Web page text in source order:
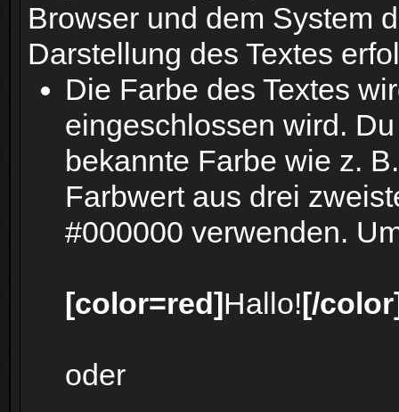
Browser und dem System
Darstellung des Textes
Die Farbe des Textes
eingeschlossen wird.
bekannte Farbe wie z.
Farbwert aus drei
#000000 verwenden.
[color=red]Hallo![/
oder